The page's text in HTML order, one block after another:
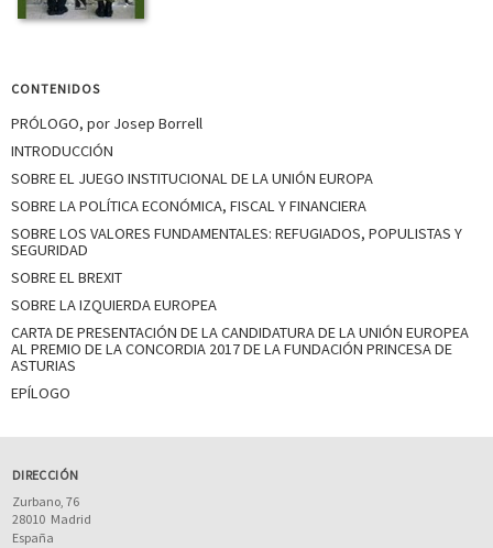
CONTENIDOS
PRÓLOGO, por Josep Borrell
INTRODUCCIÓN
SOBRE EL JUEGO INSTITUCIONAL DE LA UNIÓN EUROPA
SOBRE LA POLÍTICA ECONÓMICA, FISCAL Y FINANCIERA
SOBRE LOS VALORES FUNDAMENTALES: REFUGIADOS, POPULISTAS Y
SEGURIDAD
SOBRE EL BREXIT
SOBRE LA IZQUIERDA EUROPEA
CARTA DE PRESENTACIÓN DE LA CANDIDATURA DE LA UNIÓN EUROPEA
AL PREMIO DE LA CONCORDIA 2017 DE LA FUNDACIÓN PRINCESA DE
ASTURIAS
EPÍLOGO
DIRECCIÓN
Zurbano, 76
28010 Madrid
España